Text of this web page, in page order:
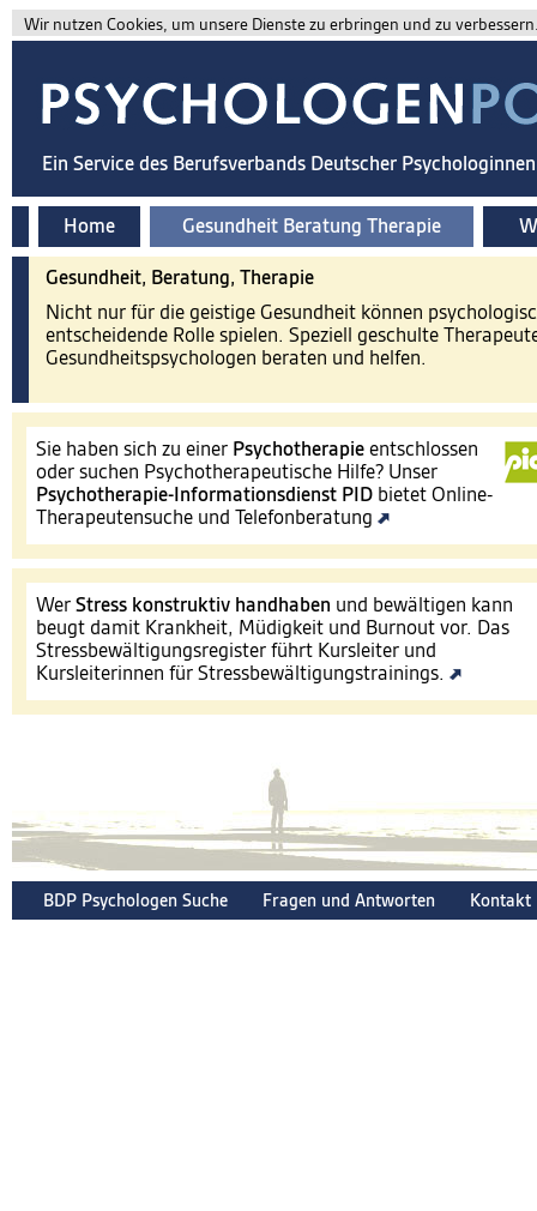
Wir nutzen Cookies, um unsere Dienste zu erbringen und zu
Ein Service des Berufsverbands Deutscher
Home Gesundheit Beratung Therapie
Gesundheit, Beratung, Therapie
Nicht nur für die geistige Gesundheit können
entscheidende Rolle spielen. Speziell geschulte
Gesundheitspsychologen beraten und helfen.
Sie haben sich zu einer Psychotherapie entschlossen
oder suchen Psychotherapeutische Hilfe? Unser
Psychotherapie-Informationsdienst PID bietet Online-
Therapeutensuche und Telefonberatung
Wer Stress konstruktiv handhaben und bewältigen kann
beugt damit Krankheit, Müdigkeit und Burnout vor. Das
Stressbewältigungsregister führt Kursleiter und
Kursleiterinnen für Stressbewältigungstrainings.
BDP Psychologen Suche Fragen und Antworten Kontakt